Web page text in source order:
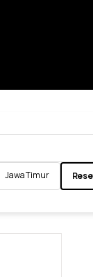
Jawa Timur